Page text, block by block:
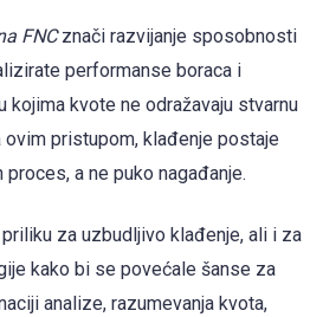
FNCznači razvijanje sposobnosti
performanse boraca i
kojima kvote ne odražavaju stvarnu
ovim pristupom, klađenje postaje
a ne puko nagađanje.
priliku za uzbudljivo klađenje, ali i za
kako bi se povećale šanse za
analize, razumevanja kvota,